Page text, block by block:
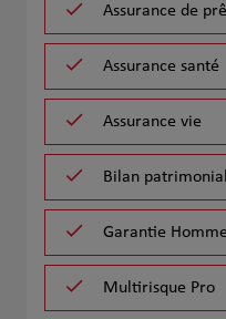
Assurance de
Assurance santé
Assurance vie
Bilan patrimonial
Garantie
Multirisque Pro